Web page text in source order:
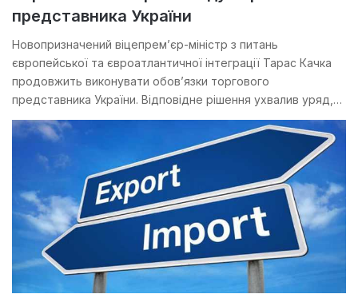
представника України
Новопризначений віцепрем’єр-міністр з питань
європейської та євроатлантичної інтеграції Тарас Качка
продовжить виконувати обов’язки торгового
представника України. Відповідне рішення ухвалив уряд,…